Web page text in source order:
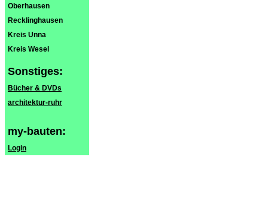
Oberhausen
Recklinghausen
Kreis Unna
Kreis Wesel
Sonstiges:
Bücher & DVDs
architektur-ruhr
my-bauten:
Login